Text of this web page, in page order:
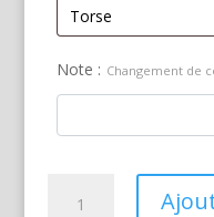
Note : Changement de